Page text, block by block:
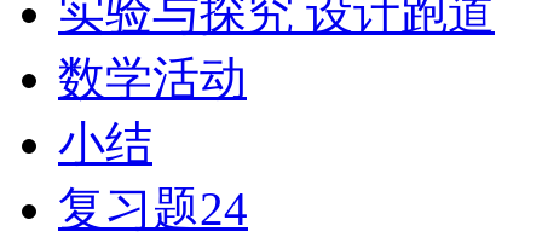
实验与探究 设计跑道
数学活动
小结
复习题24